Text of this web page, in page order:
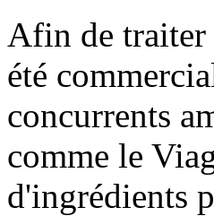
Afin de traiter
été
concurrents
comme le
d'ingrédients